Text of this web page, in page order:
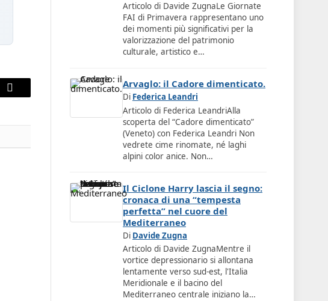
Email
Articolo di Davide ZugnaLe Giornate
FAI di Primavera rappresentano uno
dei momenti più significativi per la
valorizzazione del patrimonio
culturale, artistico e…
Arvaglo: il Cadore dimenticato.
Di Federica Leandri
Articolo di Federica LeandriAlla
scoperta del “Cadore dimenticato”
(Veneto) con Federica Leandri Non
vedrete cime rinomate, né laghi
alpini color anice. Non…
Il Ciclone Harry lascia il segno:
cronaca di una “tempesta
perfetta” nel cuore del
Mediterraneo
Di Davide Zugna
Articolo di Davide ZugnaMentre il
vortice depressionario si allontana
lentamente verso sud-est, l'Italia
Meridionale e il bacino del
Mediterraneo centrale iniziano la…